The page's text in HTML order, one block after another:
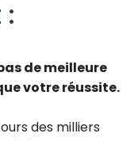
de meilleure
votre réussite.
des milliers